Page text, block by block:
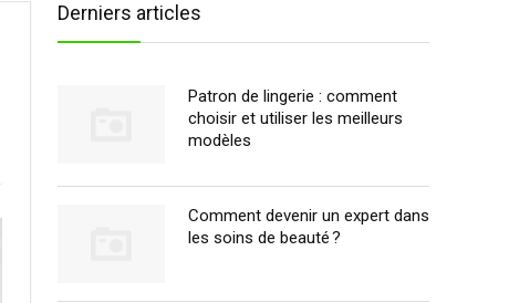
Derniers articles
Patron de lingerie : comment
choisir et utiliser les meilleurs
modèles
Comment devenir un expert dans
les soins de beauté ?